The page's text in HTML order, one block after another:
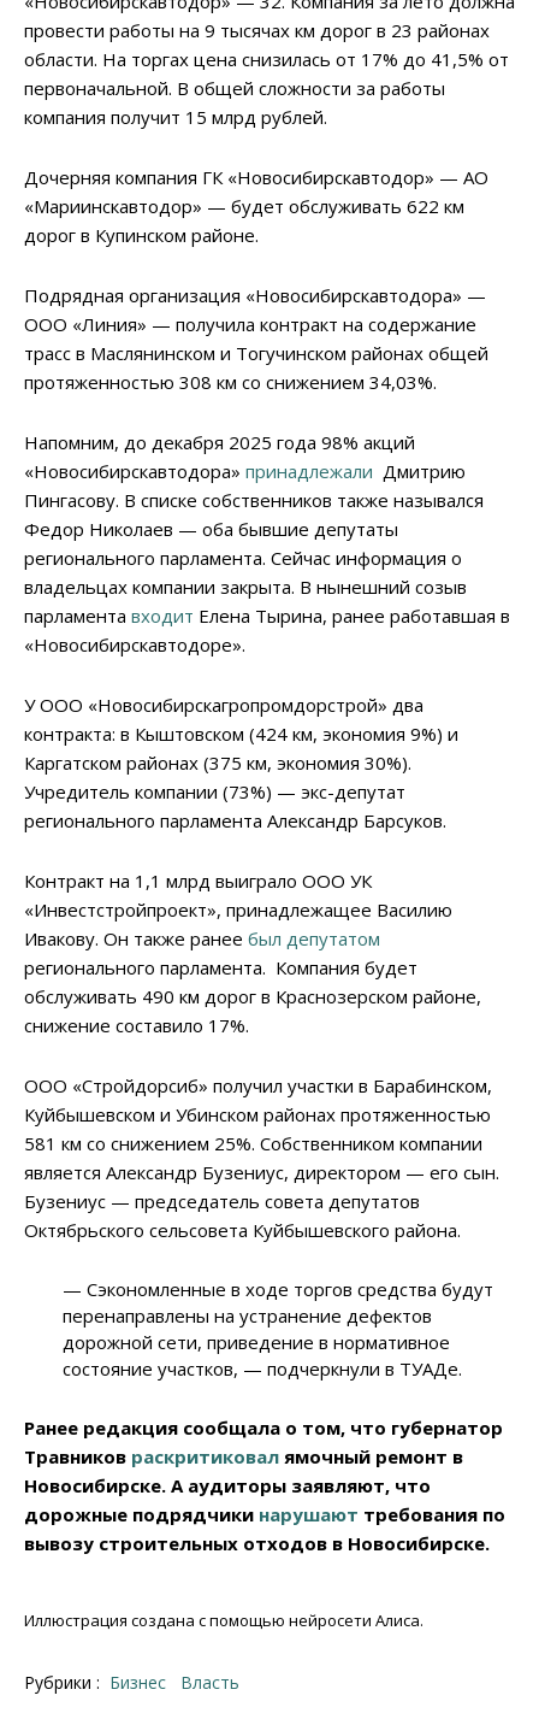
провести работы на 9 тысячах км дорог в 23 районах
области. На торгах цена снизилась от 17% до 41,5% от
первоначальной. В общей сложности за работы
компания получит 15 млрд рублей.
Дочерняя компания ГК «Новосибирскавтодор» — АО
«Мариинскавтодор» — будет обслуживать 622 км
дорог в Купинском районе.
Подрядная организация «Новосибирскавтодора» —
ООО «Линия» — получила контракт на содержание
трасс в Маслянинском и Тогучинском районах общей
протяженностью 308 км со снижением 34,03%.
Напомним, до декабря 2025 года 98% акций
«Новосибирскавтодора» принадлежали Дмитрию
Пингасову. В списке собственников также назывался
Федор Николаев — оба бывшие депутаты
регионального парламента. Сейчас информация о
владельцах компании закрыта. В нынешний созыв
парламента входит Елена Тырина, ранее работавшая в
«Новосибирскавтодоре».
У ООО «Новосибирскагропромдорстрой» два
контракта: в Кыштовском (424 км, экономия 9%) и
Каргатском районах (375 км, экономия 30%).
Учредитель компании (73%) — экс-депутат
регионального парламента Александр Барсуков.
Контракт на 1,1 млрд выиграло ООО УК
«Инвестстройпроект», принадлежащее Василию
Ивакову. Он также ранее был депутатом
регионального парламента. Компания будет
обслуживать 490 км дорог в Краснозерском районе,
снижение составило 17%.
ООО «Стройдорсиб» получил участки в Барабинском,
Куйбышевском и Убинском районах протяженностью
581 км со снижением 25%. Собственником компании
является Александр Бузениус, директором — его сын.
Бузениус — председатель совета депутатов
Октябрьского сельсовета Куйбышевского района.
— Сэкономленные в ходе торгов средства будут
перенаправлены на устранение дефектов
дорожной сети, приведение в нормативное
состояние участков, — подчеркнули в ТУАДе.
Ранее редакция сообщала о том, что губернатор
Травников раскритиковал ямочный ремонт в
Новосибирске. А аудиторы заявляют, что
дорожные подрядчики нарушают требования по
вывозу строительных отходов в Новосибирске.
Иллюстрация создана с помощью нейросети Алиса.
Рубрики : Бизнес Власть